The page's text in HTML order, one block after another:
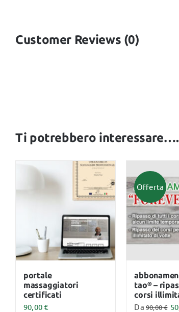
Customer Reviews (0)
Ti potrebbero interessare….
portale
massaggiatori
certificati
90,00€
Offerta
tao® –
corsi
Da 90,00€